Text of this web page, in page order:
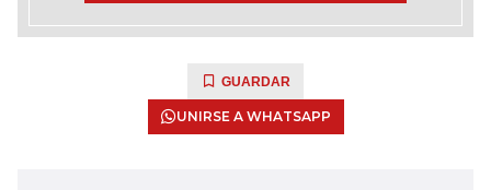
GUARDAR
UNIRSE A WHATSAPP